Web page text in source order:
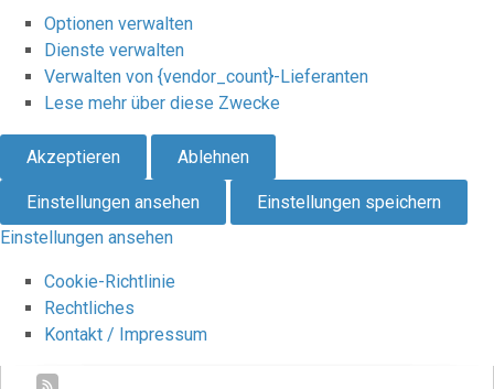
Optionen verwalten
Dienste verwalten
Verwalten von {vendor_count}-Lieferanten
Lese mehr über diese Zwecke
Akzeptieren Ablehnen
Einstellungen ansehen
Einstellungen speichern
Einstellungen ansehen
Cookie-Richtlinie
Rechtliches
Kontakt / Impressum